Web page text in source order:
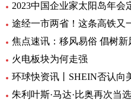
2023中国企业家太阳岛年会
火电板块为何走强
朱利叶斯·马达·比奥再次当